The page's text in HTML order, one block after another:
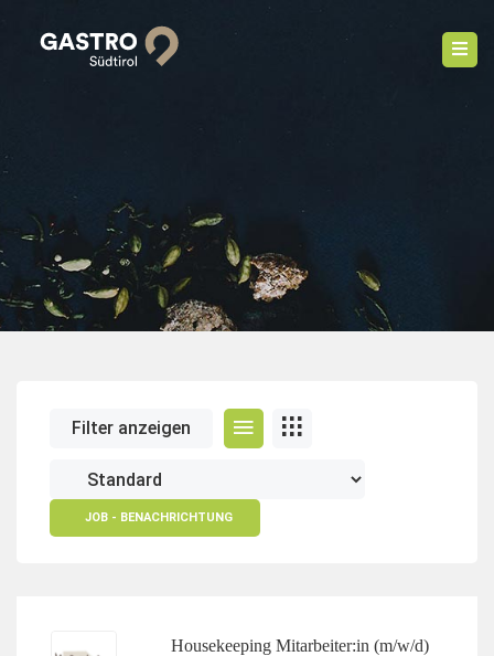
Filter anzeigen
JOB - BENACHRICHTUNG
Housekeeping Mitarbeiter:in (m/w/d)